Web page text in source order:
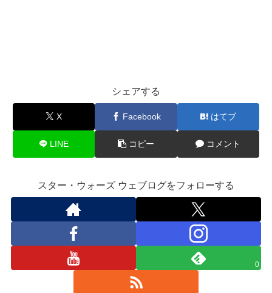
シェアする
X Facebook はてブ
LINE コピー コメント
スター・ウォーズ ウェブログをフォローする
0